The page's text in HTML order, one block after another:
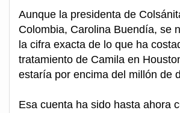
Aunque la presidenta de
Colombia, Carolina Buendía, se
la cifra exacta de lo que ha
tratamiento de Camila en
estaría por encima del millón de
Esa cuenta ha sido hasta ahora